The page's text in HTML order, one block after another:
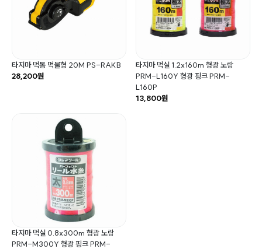
타지마 먹통 먹물형 20M PS-RAKB
28,200원
타지마 먹실 1.2x160m 형광 노랑
PRM-L160Y 형광 핑크 PRM-
L160P
13,800원
타지마 먹실 0.8x300m 형광 노랑
PRM-M300Y 형광 핑크 PRM-